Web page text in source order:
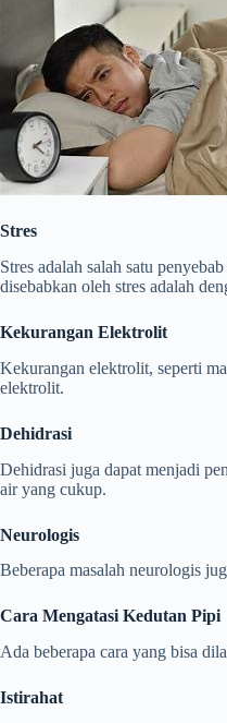
Stres
Stres adalah salah satu
disebabkan oleh stres adalah
Kekurangan Elektrolit
Kekurangan elektrolit, seperti
elektrolit.
Dehidrasi
Dehidrasi juga dapat menjadi
air yang cukup.
Neurologis
Beberapa masalah neurologis
Cara Mengatasi Kedutan Pipi
Ada beberapa cara yang bisa
Istirahat